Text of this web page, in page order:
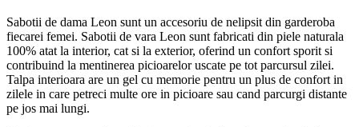
Sabotii de dama Leon sunt un accesoriu de nelipsit din garderoba
fiecarei femei. Sabotii de vara Leon sunt fabricati din piele naturala
100% atat la interior, cat si la exterior, oferind un confort sporit si
contribuind la mentinerea picioarelor uscate pe tot parcursul zilei.
Talpa interioara are un gel cu memorie pentru un plus de confort in
zilele in care petreci multe ore in picioare sau cand parcurgi distante
pe jos mai lungi.